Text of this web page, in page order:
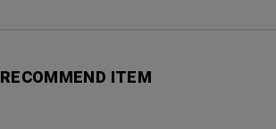
RECOMMEND ITEM